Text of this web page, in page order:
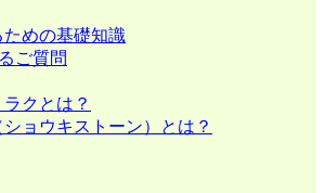
ための基礎知識
ご質問
クとは？
ショウキストーン）とは？